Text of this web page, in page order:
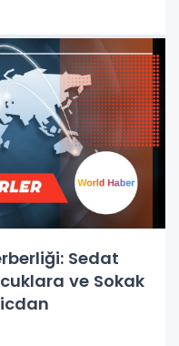
Sedat
ve Sokak